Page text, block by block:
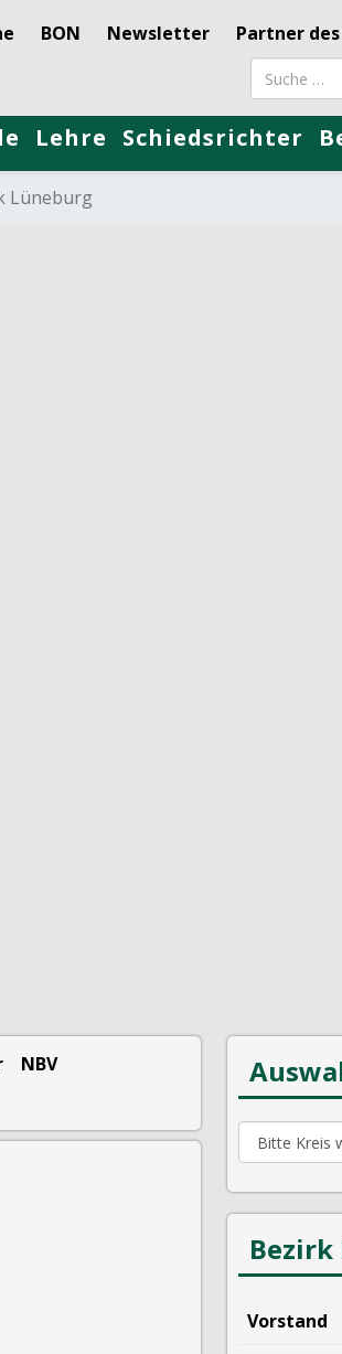
BON Newsletter Partner des
Suchbegriff
Lehre Schiedsrichter
Lüneburg
NBV
Vorstand